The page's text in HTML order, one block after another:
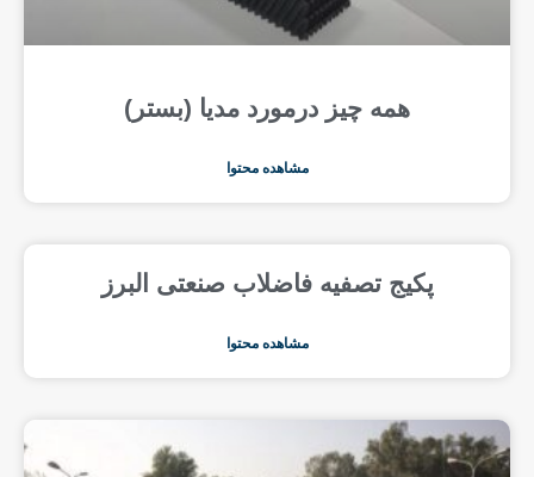
همه چیز درمورد مدیا (بستر)
مشاهده محتوا
پکیج تصفیه فاضلاب صنعتی البرز
مشاهده محتوا